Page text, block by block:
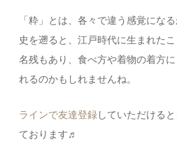
「粋」とは、各々で違う感覚にな
史を遡ると、江戸時代に生まれた
名残もあり、食べ方や着物の着方
れるのかもしれませんね。
ラインで友達登録 していただける
ております♬